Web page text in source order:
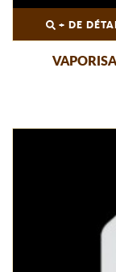
+ DE